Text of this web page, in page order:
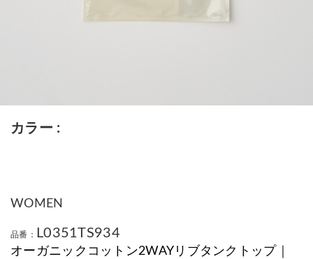
カラー
WOMEN
品番： L0351TS934
オーガニックコットン2WAYリブタンクトップ｜